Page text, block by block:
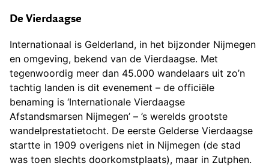
De Vierdaagse
Internationaal is Gelderland, in het bijzonder Nijmegen
en omgeving, bekend van de Vierdaagse. Met
tegenwoordig meer dan 45.000 wandelaars uit zo’n
tachtig landen is dit evenement – de officiële
benaming is ‘Internationale Vierdaagse
Afstandsmarsen Nijmegen’ – ’s werelds grootste
wandelprestatietocht. De eerste Gelderse Vierdaagse
startte in 1909 overigens niet in Nijmegen (de stad
was toen slechts doorkomstplaats), maar in Zutphen.